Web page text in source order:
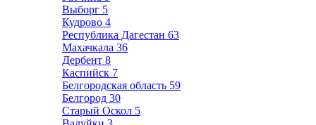
Выборг 5
Кудрово 4
Республика Дагестан 63
Махачкала 36
Дербент 8
Каспийск 7
Белгородская область 59
Белгород 30
Старый Оскол 5